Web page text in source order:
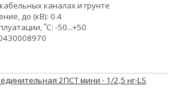
каналах и грунте
до (кВ): 0.4
˚С: -50...+50
2ПСТ мини - 1/2,5 нг-LS